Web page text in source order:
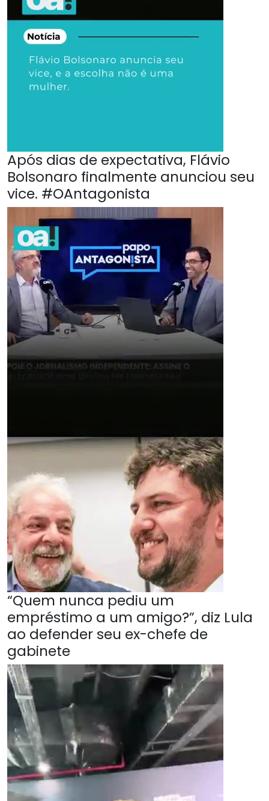
Após dias de expectativa, Flávio
Bolsonaro finalmente anunciou seu
vice. #OAntagonista
“Quem nunca pediu um
empréstimo a um amigo?”, diz Lula
ao defender seu ex-chefe de
gabinete